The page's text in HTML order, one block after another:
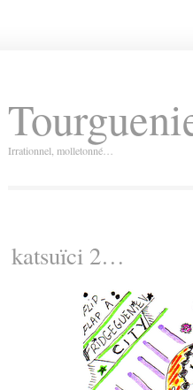
Irrationnel, molletonné…
katsuïci 2…